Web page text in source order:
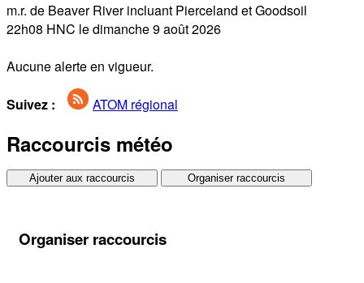
m.r. de Beaver River incluant Pierceland et Goodsoil
22h08 HNC le dimanche 9 août 2026
Aucune alerte en vigueur.
Suivez : ATOM régional
Raccourcis météo
Ajouter aux raccourcis Organiser raccourcis
Organiser raccourcis